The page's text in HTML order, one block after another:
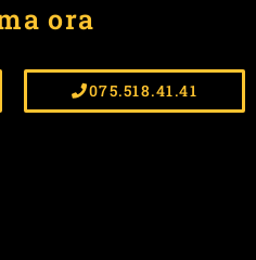
ora
075.518.41.41